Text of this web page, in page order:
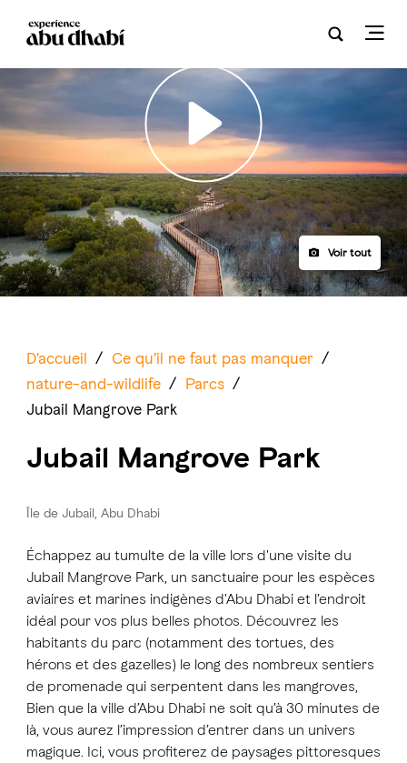
Play
Voir tout
D'accueil / Ce qu’il ne faut pas manquer /
nature-and-wildlife / Parcs /
Jubail Mangrove Park
Jubail Mangrove Park
Île de Jubail, Abu Dhabi
Échappez au tumulte de la ville lors d'une visite du
Jubail Mangrove Park, un sanctuaire pour les espèces
aviaires et marines indigènes d'Abu Dhabi et l’endroit
idéal pour vos plus belles photos. Découvrez les
habitants du parc (notamment des tortues, des
hérons et des gazelles) le long des nombreux sentiers
de promenade qui serpentent dans les mangroves,
Bien que la ville d’Abu Dhabi ne soit qu’à 30 minutes de
là, vous aurez l’impression d’entrer dans un univers
magique. Ici, vous profiterez de paysages pittoresques